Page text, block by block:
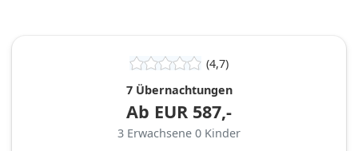
(4,7)
7 Übernachtungen
Ab EUR 587,-
3 Erwachsene 0 Kinder